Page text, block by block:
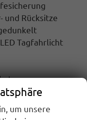
und Rücksitze
Tagfahrlicht
(14 Lautsprecher)
um unsere